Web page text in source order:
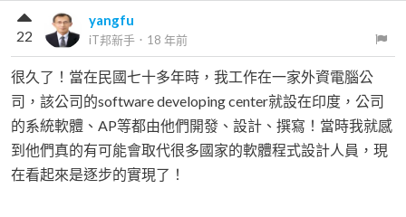
yangfu
iT邦新手 ． 18 年前
22
很久了！當在民國七十多年時，我工作在一家外資電腦公
司，該公司的software developing center就設在印度，公司
的系統軟體、AP等都由他們開發、設計、撰寫！當時我就感
到他們真的有可能會取代很多國家的軟體程式設計人員，現
在看起來是逐步的實現了！